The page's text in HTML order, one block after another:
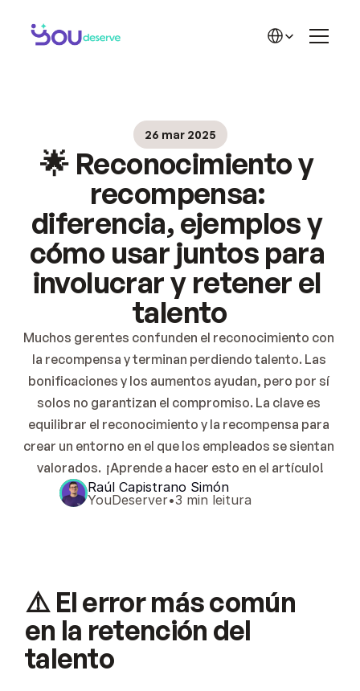
Reconocimiento
🏆 Cases de Sucesso
Acerca de YD
Materiales YD
Carrera
Precios 2
Contacto
26 mar 2025
🌟 Reconocimiento y
recompensa:
diferencia, ejemplos y
cómo usar juntos para
involucrar y retener el
talento
Muchos gerentes confunden el reconocimiento con
la recompensa y terminan perdiendo talento. Las
bonificaciones y los aumentos ayudan, pero por sí
solos no garantizan el compromiso. La clave es
equilibrar el reconocimiento y la recompensa para
crear un entorno en el que los empleados se sientan
valorados.  ¡Aprende a hacer esto en el artículo!
Raúl Capistrano Simón
YouDeserver•3 min leitura
⚠️ El error más común
en la retención del
talento